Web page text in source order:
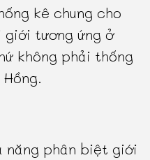
kê chung cho
tương ứng ở
không phải thống
năng phân biệt giới